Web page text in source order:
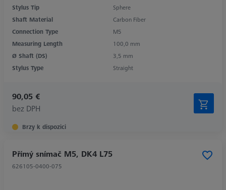
Stylus Tip
Sphere
Shaft Material
Carbon Fiber
Connection Type
M5
Measuring Length
100,0 mm
Ø Shaft (DS)
3,5 mm
Stylus Type
Straight
90,05 €
bez DPH
Brzy k dispozici
Přímý snímač M5, DK4 L75
626105-0400-075